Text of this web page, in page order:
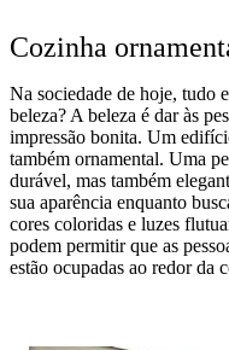
Cozinha
Na sociedade de hoje, tudo
beleza? A beleza é dar às
impressão bonita. Um
também ornamental. Uma
durável, mas também
sua aparência enquanto
cores coloridas e luzes
podem permitir que as
estão ocupadas ao redor da